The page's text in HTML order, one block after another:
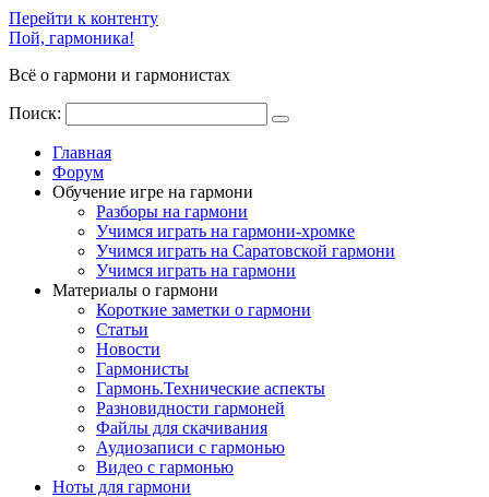
Перейти к контенту
Пой, гармоника!
Всё о гармони и гармонистах
Поиск:
Главная
Форум
Обучение игре на гармони
Разборы на гармони
Учимся играть на гармони-хромке
Учимся играть на Саратовской гармони
Учимся играть на гармони
Материалы о гармони
Короткие заметки о гармони
Cтатьи
Новости
Гармонисты
Гармонь.Технические аспекты
Разновидности гармоней
Файлы для скачивания
Аудиозаписи с гармонью
Видео с гармонью
Ноты для гармони